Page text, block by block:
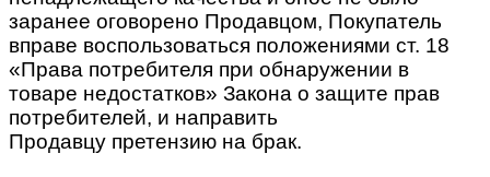
заранее оговорено Продавцом, Покупатель
вправе воспользоваться положениями ст. 18
«Права потребителя при обнаружении в
товаре недостатков» Закона о защите прав
потребителей, и направить
Продавцу претензию на брак.